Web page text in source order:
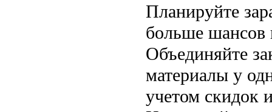
Планируйте
больше шансов
Объединяйте
материалы у
учетом скидок